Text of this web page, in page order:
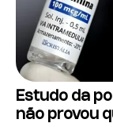
Estudo da
não provou